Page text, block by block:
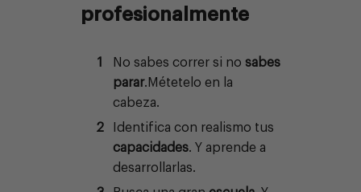
profesionalmente
No sabes correr si no sabes
parar. Métetelo en la
cabeza.
Identifica con realismo tus
capacidades. Y aprende a
desarrollarlas.